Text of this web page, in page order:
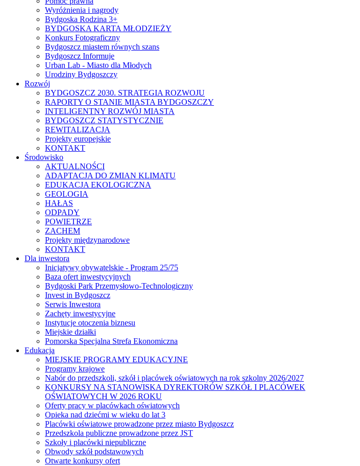
Wyróżnienia i nagrody
Bydgoska Rodzina 3+
BYDGOSKA KARTA MŁODZIEŻY
Konkurs Fotograficzny
Bydgoszcz miastem równych szans
Bydgoszcz Informuje
Urban Lab - Miasto dla Młodych
Urodziny Bydgoszczy
Rozwój
BYDGOSZCZ 2030. STRATEGIA ROZWOJU
RAPORTY O STANIE MIASTA BYDGOSZCZY
INTELIGENTNY ROZWÓJ MIASTA
BYDGOSZCZ STATYSTYCZNIE
REWITALIZACJA
Projekty europejskie
KONTAKT
Środowisko
AKTUALNOŚCI
ADAPTACJA DO ZMIAN KLIMATU
EDUKACJA EKOLOGICZNA
GEOLOGIA
HAŁAS
ODPADY
POWIETRZE
ZACHEM
Projekty międzynarodowe
KONTAKT
Dla inwestora
Inicjatywy obywatelskie - Program 25/75
Baza ofert inwestycyjnych
Bydgoski Park Przemysłowo-Technologiczny
Invest in Bydgoszcz
Serwis Inwestora
Zachęty inwestycyjne
Instytucje otoczenia biznesu
Miejskie działki
Pomorska Specjalna Strefa Ekonomiczna
Edukacja
MIEJSKIE PROGRAMY EDUKACYJNE
Programy krajowe
Nabór do przedszkoli, szkół i placówek oświatowych na rok szkolny 2026/2027
KONKURSY NA STANOWISKA DYREKTORÓW SZKÓŁ I PLACÓWEK
OŚWIATOWYCH W 2026 ROKU
Oferty pracy w placówkach oświatowych
Opieka nad dziećmi w wieku do lat 3
Placówki oświatowe prowadzone przez miasto Bydgoszcz
Przedszkola publiczne prowadzone przez JST
Szkoły i placówki niepubliczne
Obwody szkół podstawowych
Otwarte konkursy ofert